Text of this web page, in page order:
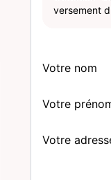
versement
Votre nom
Votre
Votre